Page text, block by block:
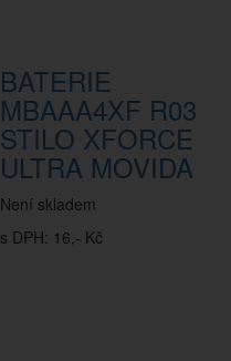
BATERIE
MBAAA4XF R03
STILO XFORCE
ULTRA MOVIDA
Není skladem
s DPH: 16,- Kč